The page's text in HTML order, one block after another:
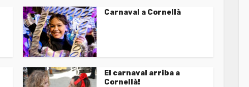
Carnaval a Cornellà
El carnaval arriba a
Cornellà!